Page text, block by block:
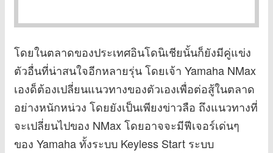
โดยในตลาดของประเทศอินโดนิเชียนั้นก็ยังมีคู่แข่ง
ตัวอื่นที่น่าสนใจอีกหลายรุ่น โดยเจ้า Yamaha NMax
เองด็ต้องเปลี่ยนแนวทางของตัวเองเพื่อต่อสู้ในตลาด
อย่างหนักหน่วง โดยยังเป็นเพียงข่าวลือ ถึงแนวทางที่
จะเปลี่ยนไปของ NMax โดยอาจจะมีฟีเจอร์เด่นๆ
ของ Yamaha ทั้งระบบ Keyless Start ระบบ